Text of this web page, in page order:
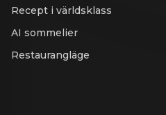
Recept i världsklass
AI sommelier
Restaurangläge